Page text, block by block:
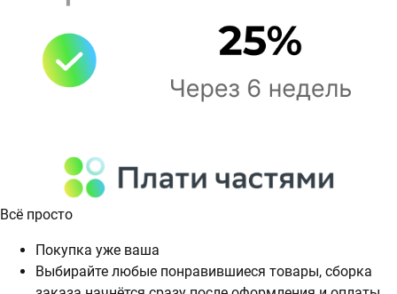
Всё просто
Покупка уже ваша
Выбирайте любые понравившиеся товары, сборка